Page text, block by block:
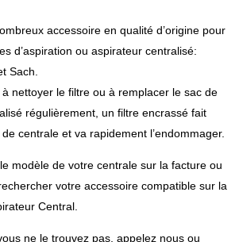
accessoire en qualité d’origine pour
d’aspiration ou aspirateur centralisé:
Sach.
nettoyer le filtre ou à remplacer le sac de
régulièrement, un filtre encrassé fait
centrale et va rapidement l’endommager.
modèle de votre centrale sur la facture ou
votre accessoire compatible sur la
Central.
ne le trouvez pas, appelez nous ou